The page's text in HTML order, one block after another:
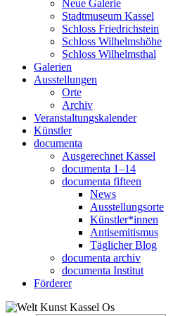
Neue Galerie
Stadtmuseum Kassel
Schloss Friedrichstein
Schloss Wilhelmshöhe
Schloss Wilhelmsthal
Galerien
Ausstellungen
Orte
Archiv
Veranstaltungskalender
Künstler
documenta
Ausgerechnet Kassel
documenta 1–14
documenta fifteen
News
Ausstellungsorte
Künstler*innen
Antisemitismus
Täglicher Blog
documenta archiv
documenta Institut
Förderer